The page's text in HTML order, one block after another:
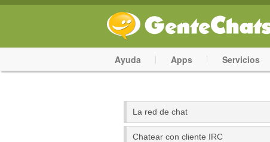
Ayuda Apps Servicios
La red de chat
Chatear con cliente IRC